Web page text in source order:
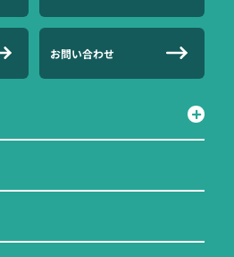
お問い合わせ